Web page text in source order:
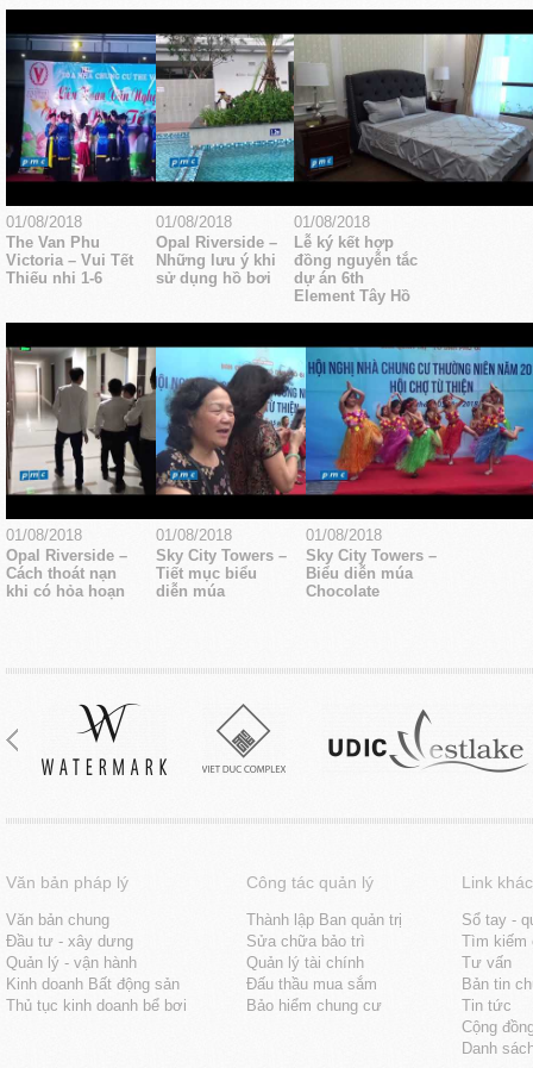
01/08/2018
The Van Phu
Victoria – Vui Tết
Thiếu nhi 1-6
01/08/2018
Opal Riverside –
Những lưu ý khi
sử dụng hồ bơi
01/08/2018
Lễ ký kết hợp
đồng nguyễn tắc
dự án 6th
Element Tây Hồ
01/08/2018
Opal Riverside –
Cách thoát nạn
khi có hỏa hoạn
01/08/2018
Sky City Towers –
Tiết mục biểu
diễn múa
01/08/2018
Sky City Towers –
Biểu diễn múa
Chocolate
Văn bản pháp lý
Văn bản chung
Đầu tư - xây dưng
Quản lý - vận hành
Kinh doanh Bất động sản
Thủ tục kinh doanh bể bơi
Công tác quản lý
Thành lập Ban quản trị
Sửa chữa bảo trì
Quản lý tài chính
Đấu thầu mua sắm
Bảo hiểm chung cư
Link khác
Sổ tay -
Tìm kiếm
Tư vấn
Bản tin
Tin tức
Cộng
Danh